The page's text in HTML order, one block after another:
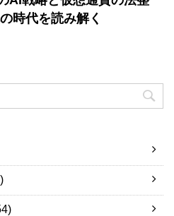
時代を読み解く